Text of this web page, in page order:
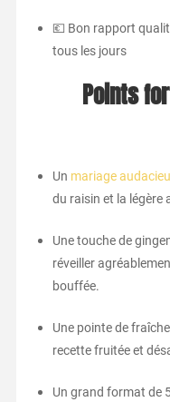
💶 Bon rapport
tous les jours
Points
Un mariage
du raisin et la légère
Une touche de
réveiller
bouffée.
Une pointe de
recette fruitée et
Un grand format de